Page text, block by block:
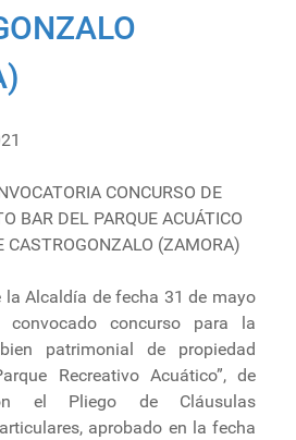
CONCURSO DE
BAR DEL PARQUE ACUÁTICO
CASTROGONZALO (ZAMORA)
la Alcaldía de fecha 31 de mayo
concurso para la
patrimonial de propiedad
Recreativo Acuático”, de
el Pliego de Cláusulas
aprobado en la fecha